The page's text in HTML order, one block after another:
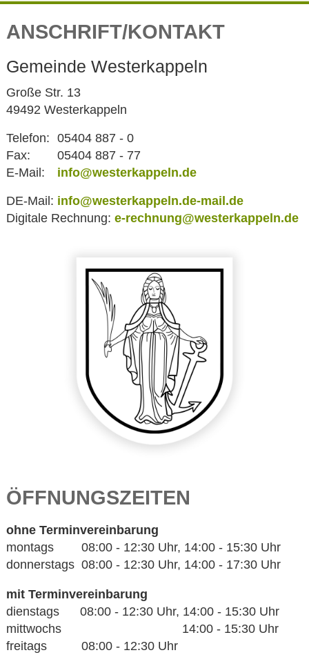
ANSCHRIFT/KONTAKT
Gemeinde Westerkappeln
Große Str. 13
49492 Westerkappeln
Telefon: 05404 887 - 0
Fax:
05404 887 - 77
E-Mail:
info@westerkappeln.de
DE-Mail: info@westerkappeln.de-mail.de
Digitale Rechnung: e-rechnung@westerkappeln.de
ÖFFNUNGSZEITEN
ohne Terminvereinbarung
montags 08:00 - 12:30 Uhr, 14:00 - 15:30 Uhr
donnerstags 08:00 - 12:30 Uhr, 14:00 - 17:30 Uhr
mit Terminvereinbarung
dienstags 08:00 - 12:30 Uhr, 14:00 - 15:30 Uhr
mittwochs 14:00 - 15:30 Uhr
freitags 08:00 - 12:30 Uhr